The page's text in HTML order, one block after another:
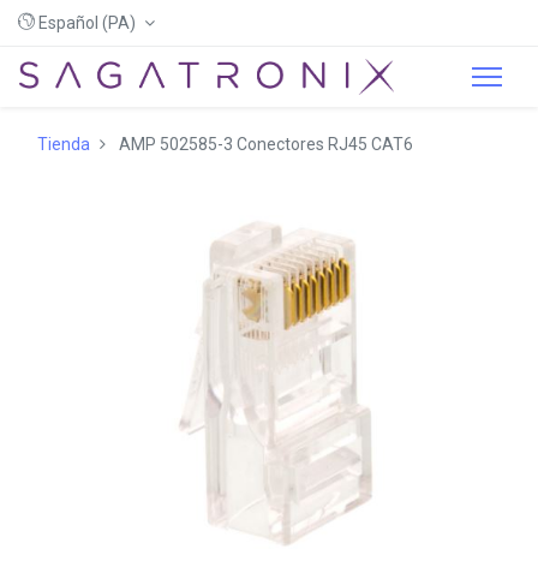
Español (PA)
Tienda AMP 502585-3 Conectores RJ45 CAT6